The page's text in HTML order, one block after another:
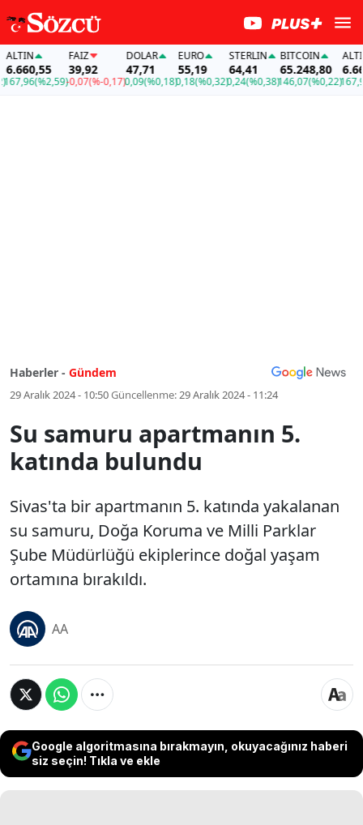
(%2,59)
FAİZ
39,92
-0,07(%-0,17)
DOLAR
47,71
0,09(%0,18)
EURO
55,19
0,18(%0,32)
STERLIN
64,41
0,24(%0,38)
BITCOIN
65.248,80
146,07(%0,22)
ALTIN
167,96
Haberler - Gündem
29 Aralık 2024 - 10:50Güncellenme:29 Aralık 2024 - 11:24
Su samuru apartmanın 5.
katında bulundu
Sivas'ta bir apartmanın 5. katında yakalanan
su samuru, Doğa Koruma ve Milli Parklar
Şube Müdürlüğü ekiplerince doğal yaşam
ortamına bırakıldı.
AA
Google algoritmasına bırakmayın, okuyacağınız haberi
siz seçin! Tıkla ve ekle